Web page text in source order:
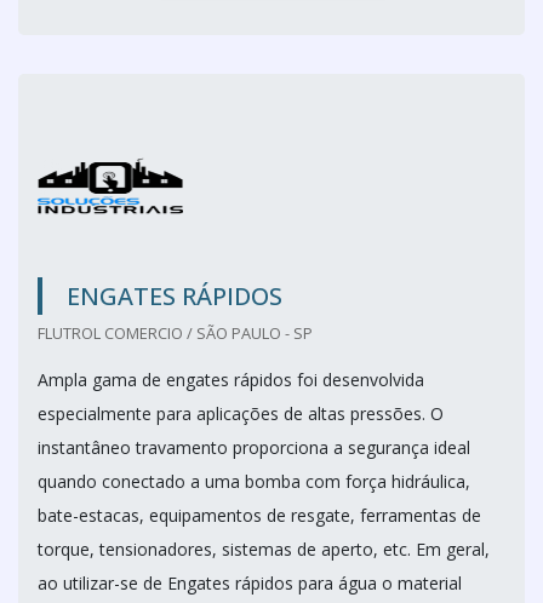
ENGATES RÁPIDOS
FLUTROL COMERCIO / SÃO PAULO - SP
Ampla gama de engates rápidos foi desenvolvida
especialmente para aplicações de altas pressões. O
instantâneo travamento proporciona a segurança ideal
quando conectado a uma bomba com força hidráulica,
bate-estacas, equipamentos de resgate, ferramentas de
torque, tensionadores, sistemas de aperto, etc. Em geral,
ao utilizar-se de Engates rápidos para água o material